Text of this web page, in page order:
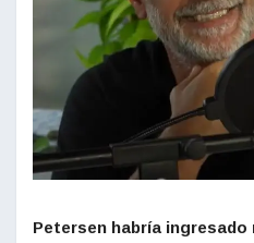
Petersen habría ingresado